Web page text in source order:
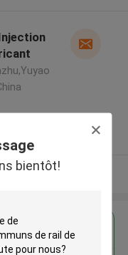
bientôt!